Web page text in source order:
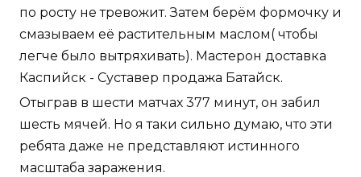
по росту не тревожит. Затем берём формочку и
смазываем её растительным маслом( чтобы
легче было вытряхивать). Мастерон доставка
Каспийск - Суставер продажа Батайск.
Отыграв в шести матчах 377 минут, он забил
шесть мячей. Но я таки сильно думаю, что эти
ребята даже не представляют истинного
масштаба заражения.